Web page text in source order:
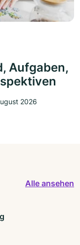
Aufgaben,
2026
Alle ansehen